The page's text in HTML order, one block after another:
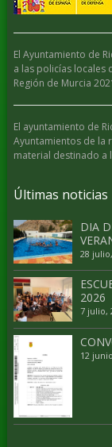
El Ayuntamiento de
a las policías locales
Región de Murcia
El ayuntamiento de
Ayuntamientos de la
material destinado a
Últimas noticias
DIA
28
2026
7 julio,
12